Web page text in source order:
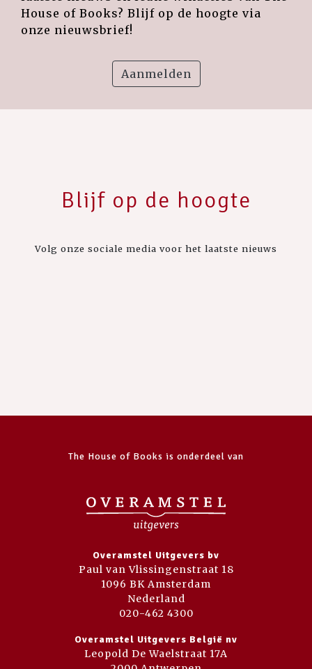
House of Books? Blijf op de hoogte via
onze nieuwsbrief!
Aanmelden
Blijf op de hoogte
Volg onze sociale media voor het laatste nieuws
The House of Books is onderdeel van
Overamstel Uitgevers bv
Paul van Vlissingenstraat 18
1096 BK Amsterdam
Nederland
020-462 4300
Overamstel Uitgevers België nv
Leopold De Waelstraat 17A